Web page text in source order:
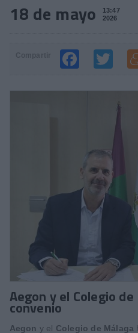
18 de mayo
13:47
2026
Aegon y el Colegio
convenio
Aegon y el Colegio de Málaga